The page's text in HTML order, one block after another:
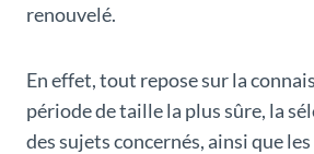
renouvelé.
En effet, tout repose sur la
période de taille la plus sûre, la
des sujets concernés, ainsi que